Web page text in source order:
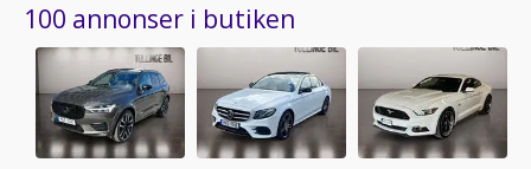
100 annonser i butiken